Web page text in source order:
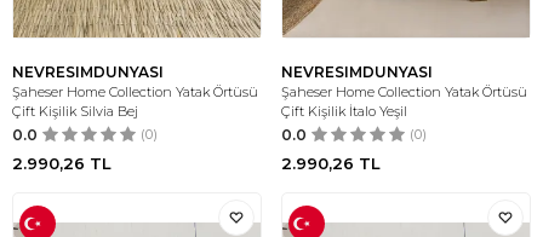
NEVRESIMDUNYASI
Şaheser Home Collection Yatak Örtüsü
Çift Kişilik Silvia Bej
0.0 (0)
2.990,26 TL
NEVRESIMDUNYASI
Şaheser Home Collection Yatak Örtüsü
Çift Kişilik İtalo Yeşil
0.0 (0)
2.990,26 TL